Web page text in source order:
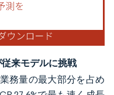
来モデルに挑戦
務量の最大部分を占め